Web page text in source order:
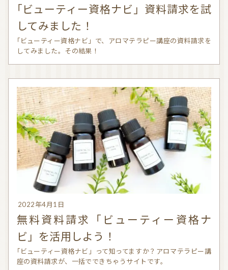
利用規約
プライバシーポリシー
「ビューティー資格ナビ」資料請求を試
してみました！
「ビューティー資格ナビ」で、アロマテラピー講座の資料請求を
してみました。その結果！
2022年4月1日
無料資料請求「ビューティー資格ナ
ビ」を活用しよう！
「ビューティー資格ナビ」って知ってますか？アロマテラピー講
座の資料請求が、一括でできちゃうサイトです。